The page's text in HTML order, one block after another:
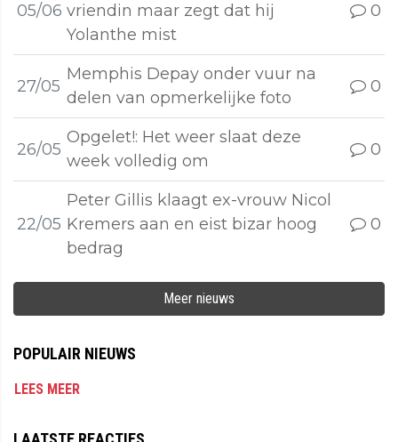
05/06 vriendin maar zegt dat hij
Yolanthe mist
0
27/05
Memphis Depay onder vuur na
delen van opmerkelijke foto
0
26/05
Opgelet!: Het weer slaat deze
week volledig om
0
22/05
Peter Gillis klaagt ex-vrouw Nicol
Kremers aan en eist bizar hoog
bedrag
0
Meer nieuws
POPULAIR NIEUWS
LEES MEER